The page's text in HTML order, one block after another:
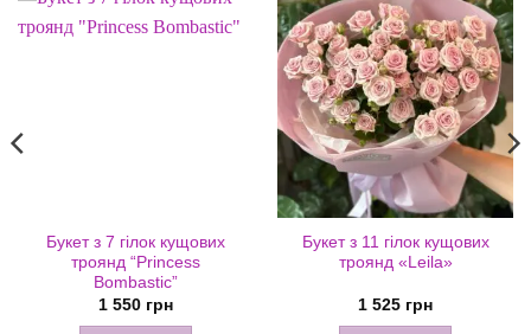
Букет з 7 гілок кущових
троянд “Princess
Bombastic”
1 550 грн
Букет з 11 гілок кущових
троянд «Leila»
1 525 грн